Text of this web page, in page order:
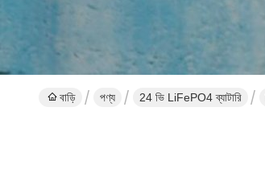
বাড়ি পণ্য 24 ভি LiFePO4 ব্যাটারি